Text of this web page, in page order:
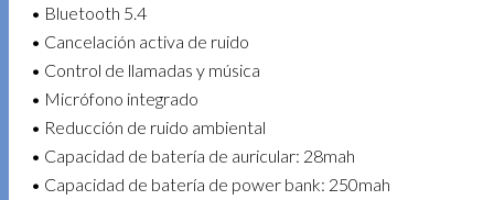
• Bluetooth 5.4
• Cancelación activa de ruido
• Control de llamadas y música
• Micrófono integrado
• Reducción de ruido ambiental
• Capacidad de batería de auricular: 28mah
• Capacidad de batería de power bank: 250mah